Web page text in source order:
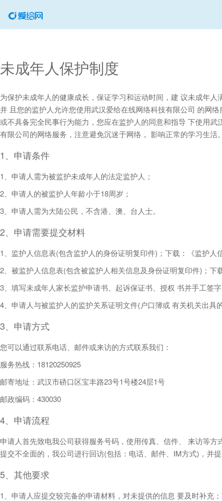
未成年人保护制度
为保护未成年人的健康成长，保证学习和运动时间，建 议未成年
并 且您的监护人允许您使用武汉爱给在线网络科技有限公司 的网
或不具备完全民事行为能力，您应在监护人的同意和指导 下使用
有限公司的网络服务，注意避免沉迷于网络， 影响正常的学习生
1、申请条件
1、申请人需为被监护未成年人的法定监护人；
2、申请人的被监护人年龄小于18周岁；
3、申请人需为大陆公民，不含港、澳、台人士。
2、申请需要提交材料
1、监护人信息表(包含监护人的身份证明复印件)；下载：《监护人
2、被监护人信息表(包含被监护人相关信息及身份证明复印件)；下
3、填写未成年人家长监护申请书、起诉保证书、授权 书并手工签
4、申请人与被监护人的监护关系证明文件(户口簿或 有关机关出具
3、申请方式
您可以通过联系电话、邮件或来访的方式联系我们：
服务热线：18120250925
邮寄地址：武汉市硚口区宝丰路23号1号楼24层1号
邮政编码：430030
4、申请流程
申请人首先致电我公司获得服务号码，使用传真、信件、 来访等
提交不全面的，我公司进行回访(包括：电话、邮件、IM方式)，并
5、其他要求
1、申请人应提交较完备的申请材料，对未提供的信息 要及时补充